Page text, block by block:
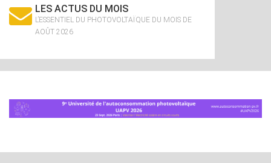
LES ACTUS DU MOIS
L’ESSENTIEL DU PHOTOVOLTAÏQUE DU MOIS DE
AOÛT 2026